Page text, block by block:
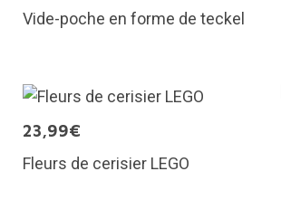
Vide-poche en forme de teckel
23,99€
Fleurs de cerisier LEGO